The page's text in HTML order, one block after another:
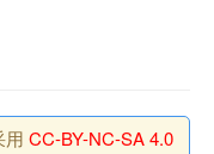
用 CC-BY-NC-SA 4.0